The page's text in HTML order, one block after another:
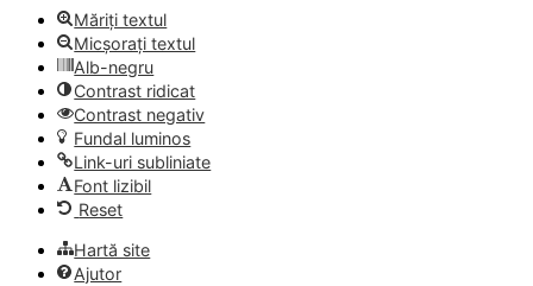
Măriți textul
Micșorați textul
Alb-negru
Contrast ridicat
Contrast negativ
Fundal luminos
Link-uri subliniate
Font lizibil
Reset
Hartă site
Ajutor